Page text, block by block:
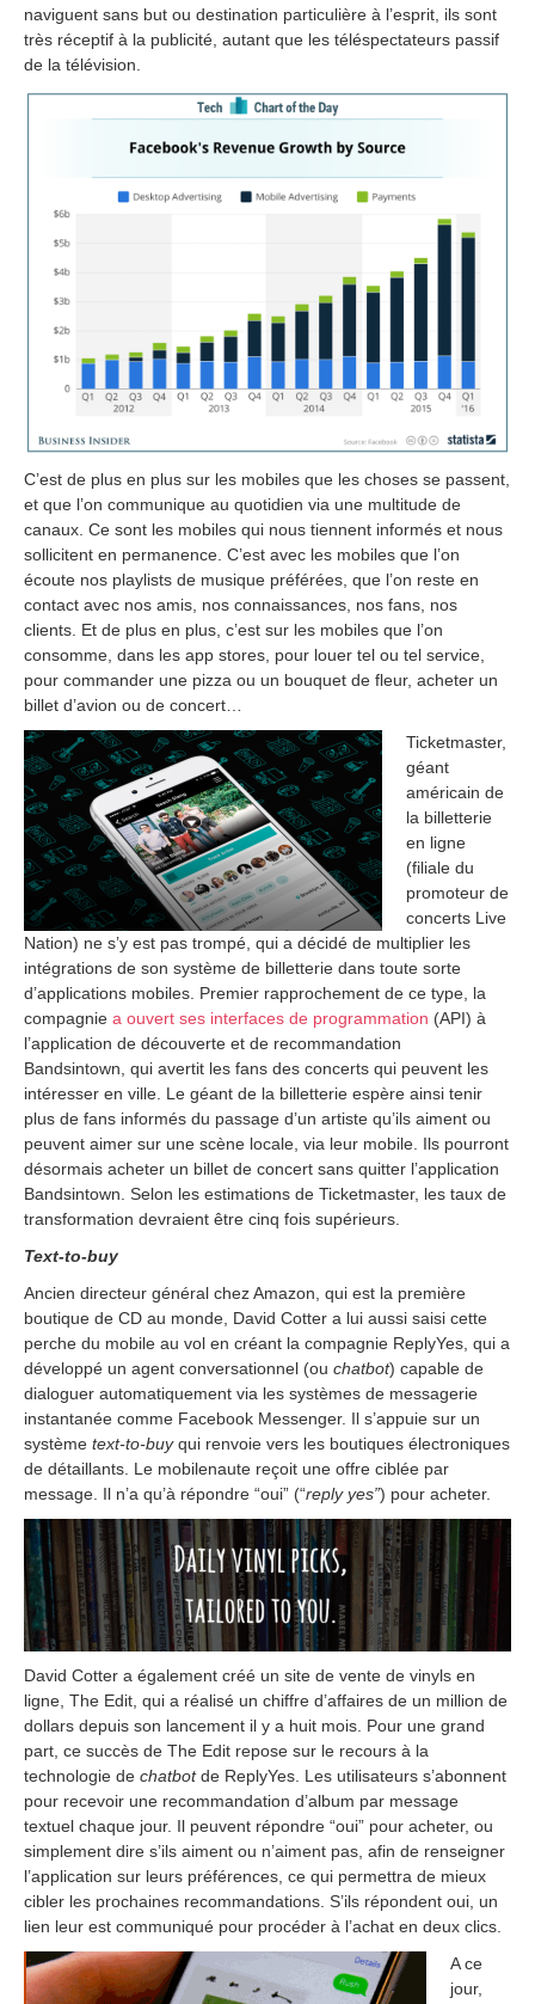
naviguent sans but ou destination particulière à l’esprit, ils sont
très réceptif à la publicité, autant que les téléspectateurs passif
de la télévision.
C’est de plus en plus sur les mobiles que les choses se passent,
et que l’on communique au quotidien via une multitude de
canaux. Ce sont les mobiles qui nous tiennent informés et nous
sollicitent en permanence. C’est avec les mobiles que l’on
écoute nos playlists de musique préférées, que l’on reste en
contact avec nos amis, nos connaissances, nos fans, nos
clients. Et de plus en plus, c’est sur les mobiles que l’on
consomme, dans les app stores, pour louer tel ou tel service,
pour commander une pizza ou un bouquet de fleur, acheter un
billet d’avion ou de concert…
Ticketmaster,
géant
américain de
la billetterie
en ligne
(filiale du
promoteur de
concerts Live
Nation) ne s’y est pas trompé, qui a décidé de multiplier les
intégrations de son système de billetterie dans toute sorte
d’applications mobiles. Premier rapprochement de ce type, la
compagnie a ouvert ses interfaces de programmation (API) à
l’application de découverte et de recommandation
Bandsintown, qui avertit les fans des concerts qui peuvent les
intéresser en ville. Le géant de la billetterie espère ainsi tenir
plus de fans informés du passage d’un artiste qu’ils aiment ou
peuvent aimer sur une scène locale, via leur mobile. Ils pourront
désormais acheter un billet de concert sans quitter l’application
Bandsintown. Selon les estimations de Ticketmaster, les taux de
transformation devraient être cinq fois supérieurs.
Text-to-buy
Ancien directeur général chez Amazon, qui est la première
boutique de CD au monde, David Cotter a lui aussi saisi cette
perche du mobile au vol en créant la compagnie ReplyYes, qui a
développé un agent conversationnel (ou chatbot) capable de
dialoguer automatiquement via les systèmes de messagerie
instantanée comme Facebook Messenger. Il s’appuie sur un
système text-to-buyqui renvoie vers les boutiques électroniques
de détaillants. Le mobilenaute reçoit une offre ciblée par
message. Il n’a qu’à répondre “oui” (“reply yes”) pour acheter.
David Cotter a également créé un site de vente de vinyls en
ligne, The Edit, qui a réalisé un chiffre d’affaires de un million de
dollars depuis son lancement il y a huit mois. Pour une grand
part, ce succès de The Edit repose sur le recours à la
technologie de chatbotde ReplyYes. Les utilisateurs s’abonnent
pour recevoir une recommandation d’album par message
textuel chaque jour. Il peuvent répondre “oui” pour acheter, ou
simplement dire s’ils aiment ou n’aiment pas, afin de renseigner
l’application sur leurs préférences, ce qui permettra de mieux
cibler les prochaines recommandations. S’ils répondent oui, un
lien leur est communiqué pour procéder à l’achat en deux clics.
A ce
jour,